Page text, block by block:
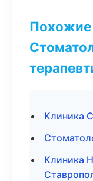
Похожие
Клиника
Клиника